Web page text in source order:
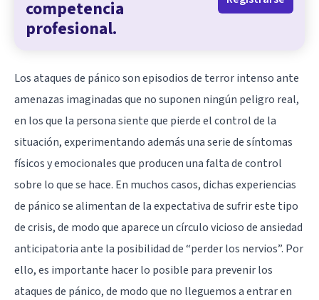
competencia
profesional.
Los ataques de pánico son episodios de terror intenso ante
amenazas imaginadas que no suponen ningún peligro real,
en los que la persona siente que pierde el control de la
situación, experimentando además una serie de síntomas
físicos y emocionales que producen una falta de control
sobre lo que se hace. En muchos casos, dichas experiencias
de pánico se alimentan de la expectativa de sufrir este tipo
de crisis, de modo que aparece un círculo vicioso de ansiedad
anticipatoria ante la posibilidad de “perder los nervios”. Por
ello, es importante hacer lo posible para prevenir los
ataques de pánico, de modo que no lleguemos a entrar en